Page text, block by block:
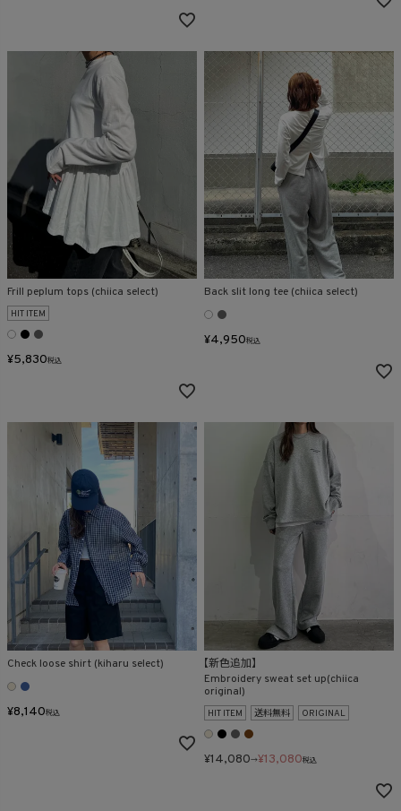
Frill peplum tops (chiica select)
HIT ITEM
¥5,830税込
Back slit long tee (chiica select)
¥4,950税込
Check loose shirt (kiharu select)
¥8,140税込
【新色追加】
Embroidery sweat set up(chiica
original)
HIT ITEM 送料無料 ORIGINAL
¥14,080→¥13,080税込